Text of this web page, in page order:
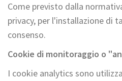
Come previsto dalla
privacy, per l'installazione di
consenso.
Cookie di monitoraggio o
I cookie analytics sono